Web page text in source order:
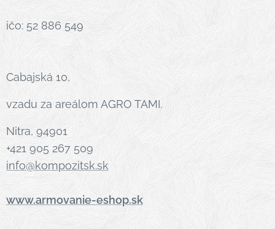
ičo: 52 886 549
Cabajská 10,
vzadu za areálom AGRO TAMI.
Nitra, 94901
+421 905 267 509
info@kompozitsk.sk
www.armovanie-eshop.sk